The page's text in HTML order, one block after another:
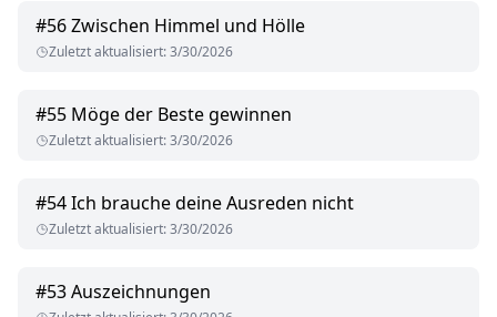
#56Zwischen Himmel und Hölle
Zuletzt aktualisiert:3/30/2026
#55 Möge der Beste gewinnen
Zuletzt aktualisiert:3/30/2026
#54Ich brauche deine Ausreden nicht
Zuletzt aktualisiert:3/30/2026
#53Auszeichnungen